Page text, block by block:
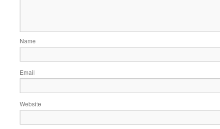
Name
Email
Website